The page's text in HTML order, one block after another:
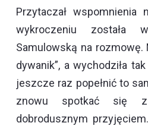
Przytaczał wspomnienia
wykroczeniu została
Samulowską na rozmowę.
dywanik”, a wychodziła
jeszcze raz popełnić to
znowu spotkać się z
dobrodusznym